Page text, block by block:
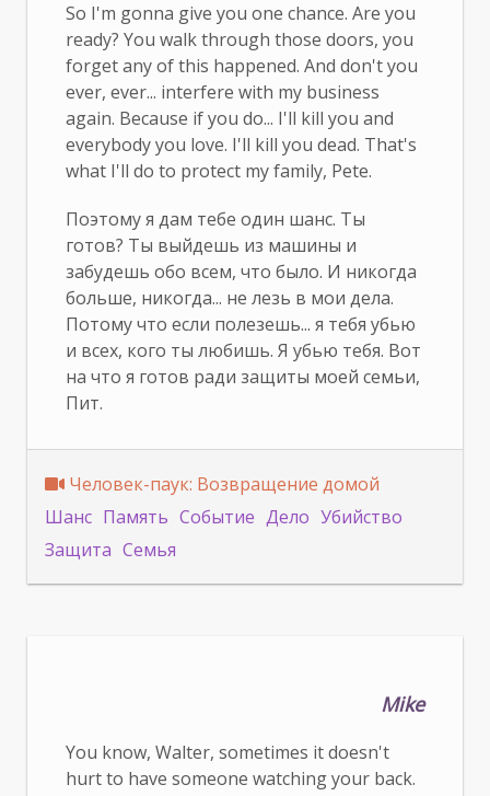
So I'm gonna give you one chance. Are you
ready? You walk through those doors, you
forget any of this happened. And don't you
ever, ever... interfere with my business
again. Because if you do... I'll kill you and
everybody you love. I'll kill you dead. That's
what I'll do to protect my family, Pete.
Поэтому я дам тебе один шанс. Ты
готов? Ты выйдешь из машины и
забудешь обо всем, что было. И никогда
больше, никогда... не лезь в мои дела.
Потому что если полезешь... я тебя убью
и всех, кого ты любишь. Я убью тебя. Вот
на что я готов ради защиты моей семьи,
Пит.
Человек-паук: Bозвращение домой
Шанс Память Событие Дело Убийство
Защита Семья
Mike
You know, Walter, sometimes it doesn't
hurt to have someone watching your back.